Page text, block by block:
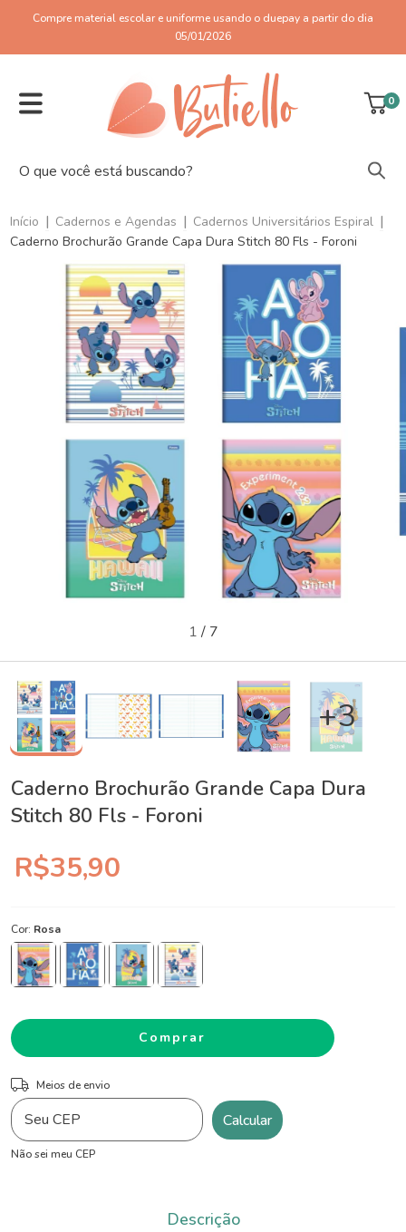
Compre material escolar e uniforme usando o duepay a partir do dia
05/01/2026
0
Início | Cadernos e Agendas | Cadernos Universitários Espiral |
Caderno Brochurão Grande Capa Dura Stitch 80 Fls - Foroni
+3
1 / 7
Caderno Brochurão Grande Capa Dura
Stitch 80 Fls - Foroni
R$35,90
Cor: Rosa
Entregas para o CEP:
Meios de envio
Calcular
Não sei meu CEP
Descrição